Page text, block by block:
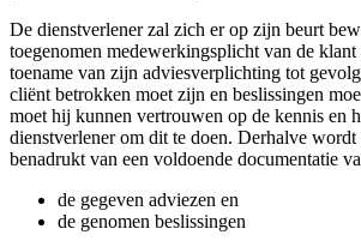
De dienstverlener zal zich er op zijn beurt
toegenomen medewerkingsplicht van de klant
toename van zijn adviesverplichting tot
cliënt betrokken moet zijn en beslissingen
moet hij kunnen vertrouwen op de kennis en
dienstverlener om dit te doen. Derhalve wordt
benadrukt van een voldoende documentatie
de gegeven adviezen en
de genomen beslissingen